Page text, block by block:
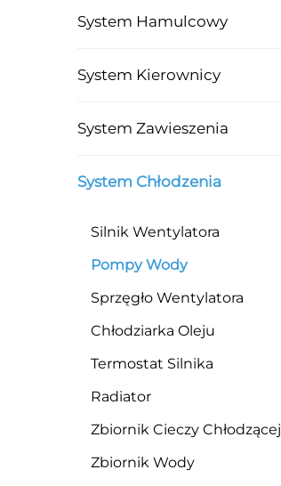
System Hamulcowy
System Kierownicy
System Zawieszenia
System Chłodzenia
Silnik Wentylatora
Pompy Wody
Sprzęgło Wentylatora
Chłodziarka Oleju
Termostat Silnika
Radiator
Zbiornik Cieczy Chłodzącej
Zbiornik Wody